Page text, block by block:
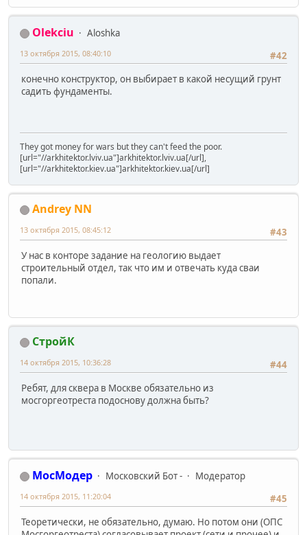
Olekciu
Aloshka
#42
13 октября 2015, 08:40:10
конечно конструктор, он выбирает в какой несущий грунт
садить фундаменты.
They got money for wars but they can't feed the poor.
[url="//arkhitektor.lviv.ua"]arkhitektor.lviv.ua[/url],
[url="//arkhitektor.kiev.ua"]arkhitektor.kiev.ua[/url]
Andrey NN
#43
13 октября 2015, 08:45:12
У нас в конторе задание на геологию выдает
строительный отдел, так что им и отвечать куда сваи
попали.
СтройК
#44
14 октября 2015, 10:36:28
Ребят, для сквера в Москве обязательно из
мосгоргеотреста подоснову должна быть?
МосМодер Московский Бот -
Модератор
#45
14 октября 2015, 11:20:04
Теоретически, не обязательно, думаю. Но потом они (ОПС